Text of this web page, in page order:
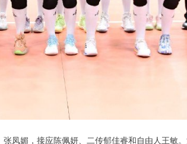
媚，接应陈佩妍、二传郁佳睿和自由人王敏